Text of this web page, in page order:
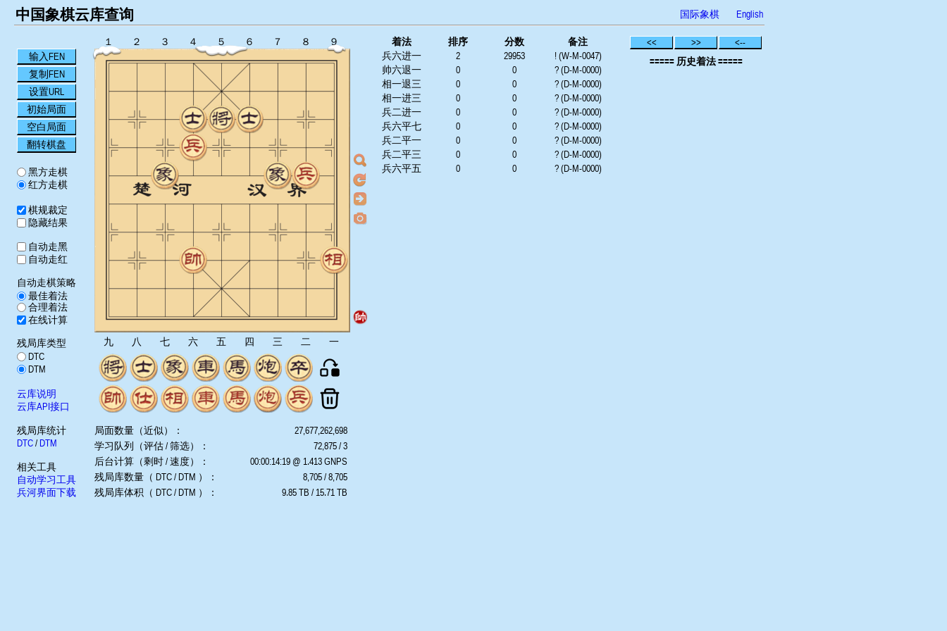
中国象棋云库查询 国际象棋 English
输入FEN
复制FEN
设置URL
初始局面
空白局面
翻转棋盘
黑方走棋
红方走棋
棋规裁定
隐藏结果
自动走黑
自动走红
自动走棋策略
最佳着法
合理着法
在线计算
残局库类型
DTC
DTM
云库说明
云库API接口
残局库统计
DTC/ DTM
相关工具
自动学习工具
兵河界面下载
１ ２ ３ ４ ５ ６ ７ ８ ９
九 八 七 六 五 四 三 二 一
局面数量（近似）：
27,677,262,698
学习队列（评估 / 筛选）：
72,875 / 3
后台计算（剩时 / 速度）：
00:00:14:19 @ 1.413 GNPS
残局库数量（ DTC / DTM ）：
8,705 / 8,705
残局库体积（ DTC / DTM ）：
9.85 TB / 15.71 TB
着法 排序 分数
备注
兵六进一
2 29953
! (W-M-0047)
帅六退一
0 0
? (D-M-0000)
相一退三
0 0
? (D-M-0000)
相一进三
0 0
? (D-M-0000)
兵二进一
0 0
? (D-M-0000)
兵六平七
0 0
? (D-M-0000)
兵二平一
0 0
? (D-M-0000)
兵二平三
0 0
? (D-M-0000)
兵六平五
0 0 ? (D-M-0000)
<< >>
<--
===== 历史着法 =====